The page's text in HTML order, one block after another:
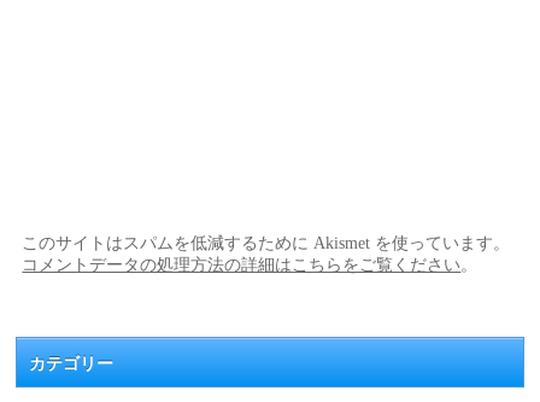
このサイトはスパムを低減するために Akismet を使っています。
コメントデータの処理方法の詳細はこちらをご覧ください。
カテゴリー